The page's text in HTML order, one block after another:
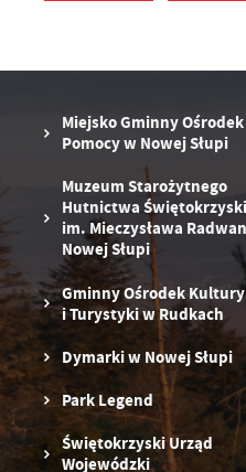
Miejsko Gminny Ośrodek
Pomocy w Nowej Słupi
Muzeum Starożytnego
Hutnictwa
im. Mieczysława
Nowej Słupi
Gminny Ośrodek
i Turystyki w Rudkach
Dymarki w Nowej Słupi
Park Legend
Świętokrzyski Urząd
Wojewódzki